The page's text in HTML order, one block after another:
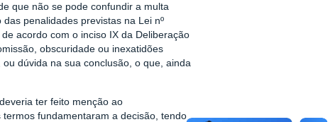
que não se pode confundir a multa
penalidades previstas na Lei nº
acordo com o inciso IX da Deliberação
obscuridade ou inexatidões
dúvida na sua conclusão, o que, ainda
ter feito menção ao
termos fundamentaram a decisão, tendo